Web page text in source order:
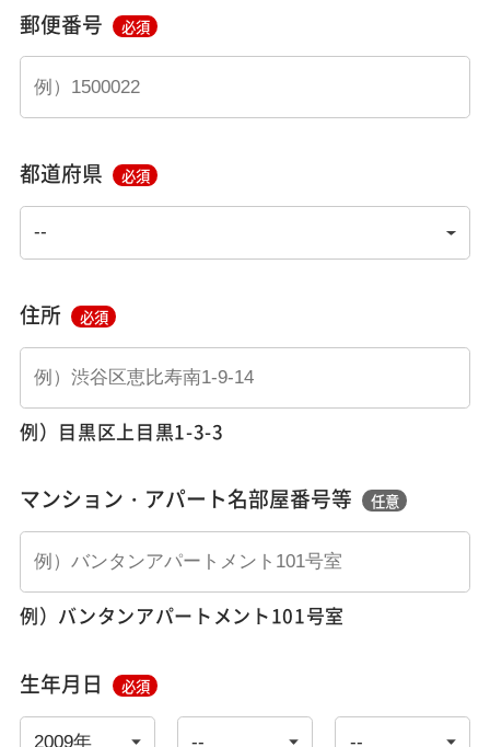
郵便番号 必須
都道府県 必須
住所 必須
例）目黒区上目黒1-3-3
マンション・アパート名部屋番号等 任意
例）バンタンアパートメント101号室
生年月日 必須